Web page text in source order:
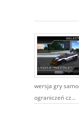
wersja gry
ograniczeń cz...